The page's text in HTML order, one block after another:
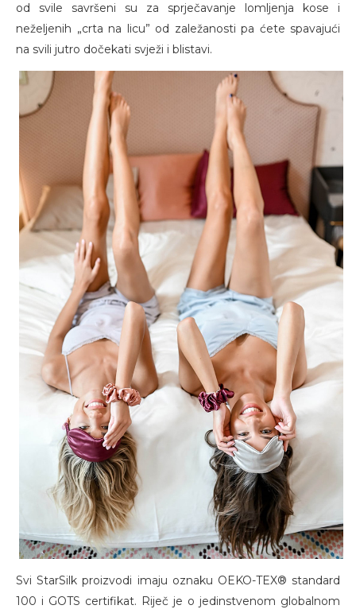
od svile savršeni su za sprječavanje lomljenja kose i
neželjenih „crta na licu” od zaležanosti pa ćete spavajući
na svili jutro dočekati svježi i blistavi.
Svi StarSilk proizvodi imaju oznaku OEKO-TEX® standard
100 i GOTS certifikat. Riječ je o jedinstvenom globalnom